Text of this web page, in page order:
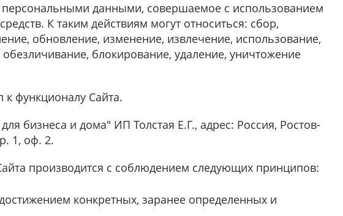
данными, совершаемое с использованием
К таким действиям могут относиться: сбор,
обновление, изменение, извлечение, использование,
блокирование, удаление, уничтожение
функционалу Сайта.
бизнеса и дома" ИП Толстая Е.Г., адрес: Россия, Ростов-
1, оф. 2.
производится с соблюдением следующих принципов:
конкретных, заранее определенных и